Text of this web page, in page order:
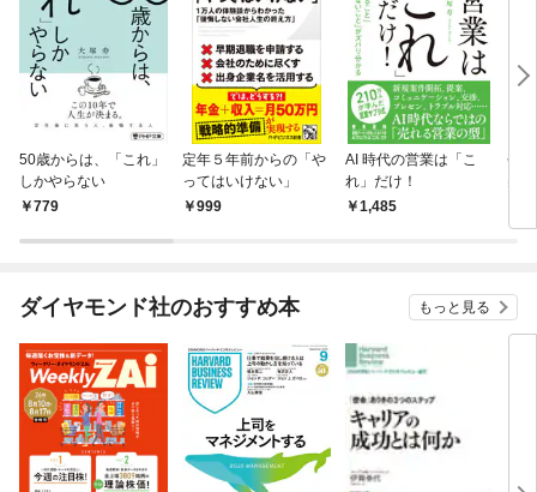
50歳からは、「これ」
しかやらない
779
定年５年前からの「や
ってはいけない」
999
AI 時代の営業は「こ
れ」だけ！
1,485
会
ダイヤモンド社のおすすめ本 もっと見る